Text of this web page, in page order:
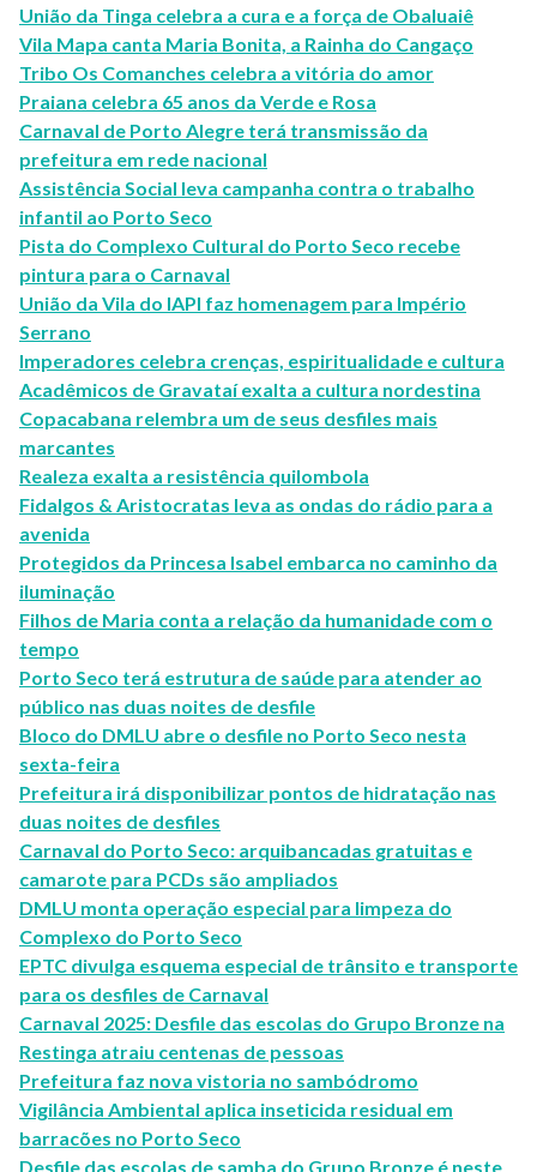
União da Tinga celebra a cura e a força de Obaluaiê
Vila Mapa canta Maria Bonita, a Rainha do Cangaço
Tribo Os Comanches celebra a vitória do amor
Praiana celebra 65 anos da Verde e Rosa
Carnaval de Porto Alegre terá transmissão da
prefeitura em rede nacional
Assistência Social leva campanha contra o trabalho
infantil ao Porto Seco
Pista do Complexo Cultural do Porto Seco recebe
pintura para o Carnaval
União da Vila do IAPI faz homenagem para Império
Serrano
Imperadores celebra crenças, espiritualidade e cultura
Acadêmicos de Gravataí exalta a cultura nordestina
Copacabana relembra um de seus desfiles mais
marcantes
Realeza exalta a resistência quilombola
Fidalgos & Aristocratas leva as ondas do rádio para a
avenida
Protegidos da Princesa Isabel embarca no caminho da
iluminação
​Filhos de Maria conta a relação da humanidade com o
tempo
Porto Seco terá estrutura de saúde para atender ao
público nas duas noites de desfile
Bloco do DMLU abre o desfile no Porto Seco nesta
sexta-feira
Prefeitura irá disponibilizar pontos de hidratação nas
duas noites de desfiles
Carnaval do Porto Seco: arquibancadas gratuitas e
camarote para PCDs são ampliados
DMLU monta operação especial para limpeza do
Complexo do Porto Seco
EPTC divulga esquema especial de trânsito e transporte
para os desfiles de Carnaval
Carnaval 2025: Desfile das escolas do Grupo Bronze na
Restinga atraiu centenas de pessoas
Prefeitura faz nova vistoria no sambódromo
Vigilância Ambiental aplica inseticida residual em
barracões no Porto Seco
Desfile das escolas de samba do Grupo Bronze é neste